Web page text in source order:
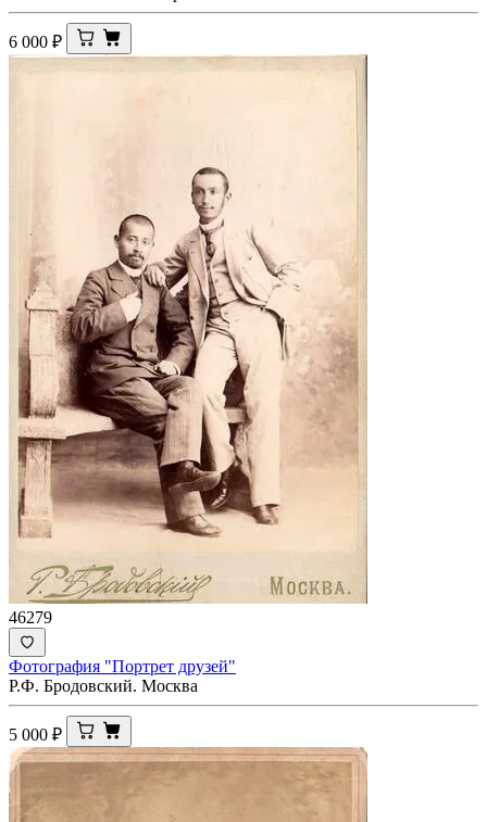
6 000 ₽
46279
Фотография "Портрет друзей"
Р.Ф. Бродовский. Москва
5 000 ₽